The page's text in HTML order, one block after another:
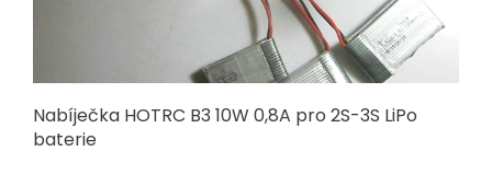
Nabíječka HOTRC B3 10W 0,8A pro 2S-3S LiPo
baterie